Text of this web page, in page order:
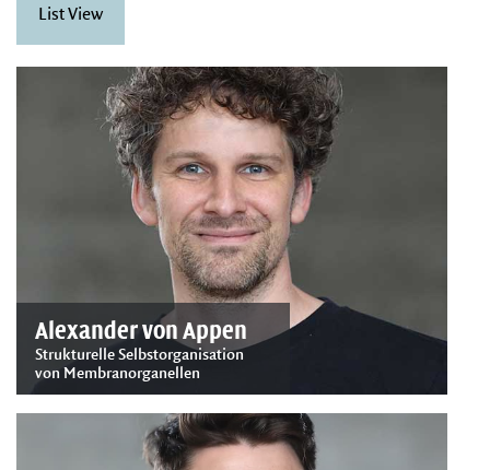
List View
Alexander von Appen
Strukturelle Selbstorganisation
von Membranorganellen